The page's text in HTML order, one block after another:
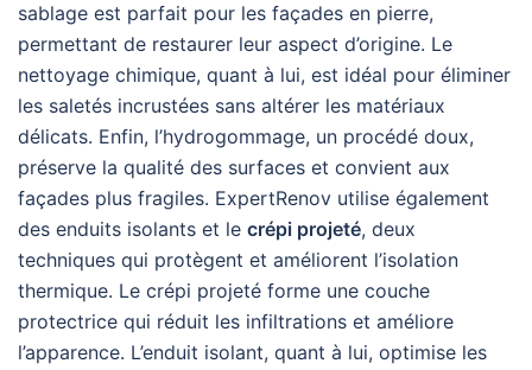
sablage est parfait pour les façades en pierre,
permettant de restaurer leur aspect d’origine. Le
nettoyage chimique, quant à lui, est idéal pour éliminer
les saletés incrustées sans altérer les matériaux
délicats. Enfin, l’hydrogommage, un procédé doux,
préserve la qualité des surfaces et convient aux
façades plus fragiles. ExpertRenov utilise également
des enduits isolants et le crépi projeté, deux
techniques qui protègent et améliorent l’isolation
thermique. Le crépi projeté forme une couche
protectrice qui réduit les infiltrations et améliore
l’apparence. L’enduit isolant, quant à lui, optimise les